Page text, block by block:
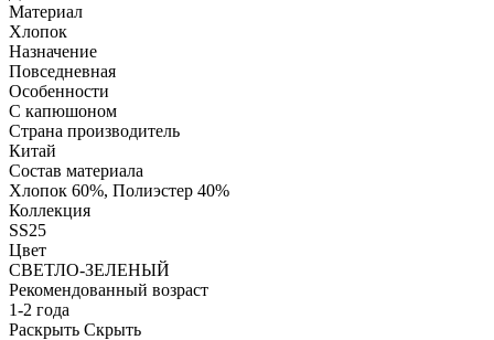
Материал
Хлопок
Назначение
Повседневная
Особенности
С капюшоном
Страна производитель
Китай
Состав материала
Хлопок 60%, Полиэстер 40%
Коллекция
SS25
Цвет
СВЕТЛО-ЗЕЛЕНЫЙ
Рекомендованный возраст
1-2 года
Раскрыть Скрыть